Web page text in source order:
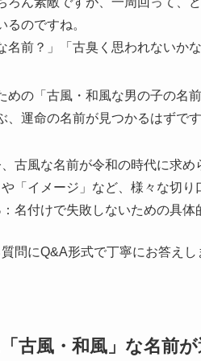
のですね。
前？」「古臭く思われないか
めの「古風・和風な男の子の名
運命の名前が見つかるはずです
、古風な名前が令和の時代に求め
や「イメージ」など、様々な切
：名付けで失敗しないための具
質問にQ&A形式で丁寧にお答えし
古風・和風」な名前